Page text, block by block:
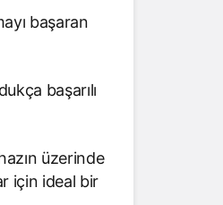
başaran
başarılı
üzerinde
için ideal bir